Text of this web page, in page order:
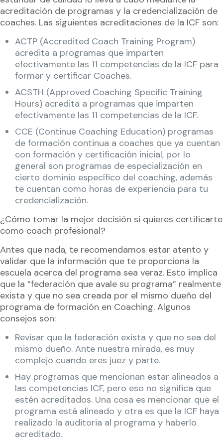
acreditación de programas y la credencialización de
coaches. Las siguientes acreditaciones de la ICF son:
ACTP (Accredited Coach Training Program)
acredita a programas que imparten
efectivamente las 11 competencias de la ICF para
formar y certificar Coaches.
ACSTH (Approved Coaching Specific Training
Hours) acredita a programas que imparten
efectivamente las 11 competencias de la ICF.
CCE (Continue Coaching Education) programas
de formación continua a coaches que ya cuentan
con formación y certificación inicial, por lo
general son programas de especialización en
cierto dominio específico del coaching, además
te cuentan como horas de experiencia para tu
credencialización.
¿Cómo tomar la mejor decisión si quieres certificarte
como coach profesional?
Antes que nada, te recomendamos estar atento y
validar que la información que te proporciona la
escuela acerca del programa sea veraz. Esto implica
que la “federación que avale su programa” realmente
exista y que no sea creada por el mismo dueño del
programa de formación en Coaching. Algunos
consejos son:
Revisar que la federación exista y que no sea del
mismo dueño. Ante nuestra mirada, es muy
complejo cuando eres juez y parte.
Hay programas que mencionan estar alineados a
las competencias ICF, pero eso no significa que
estén acreditados. Una cosa es mencionar que el
programa está alineado y otra es que la ICF haya
realizado la auditoria al programa y haberlo
acreditado.